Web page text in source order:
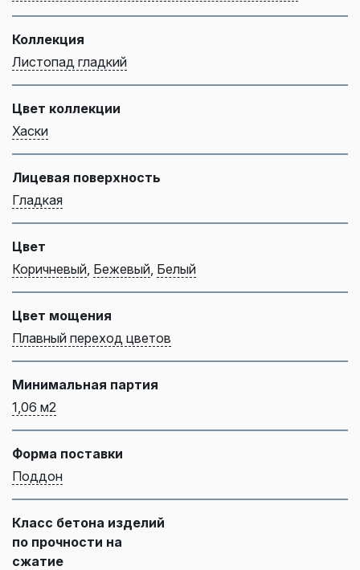
Коллекция
Листопад гладкий
Цвет коллекции
Хаски
Лицевая поверхность
Гладкая
Цвет
Коричневый Бежевый Белый
Цвет мощения
Плавный переход цветов
Минимальная партия
1,06 м2
Форма поставки
Поддон
Класс бетона изделий
по прочности на
сжатие